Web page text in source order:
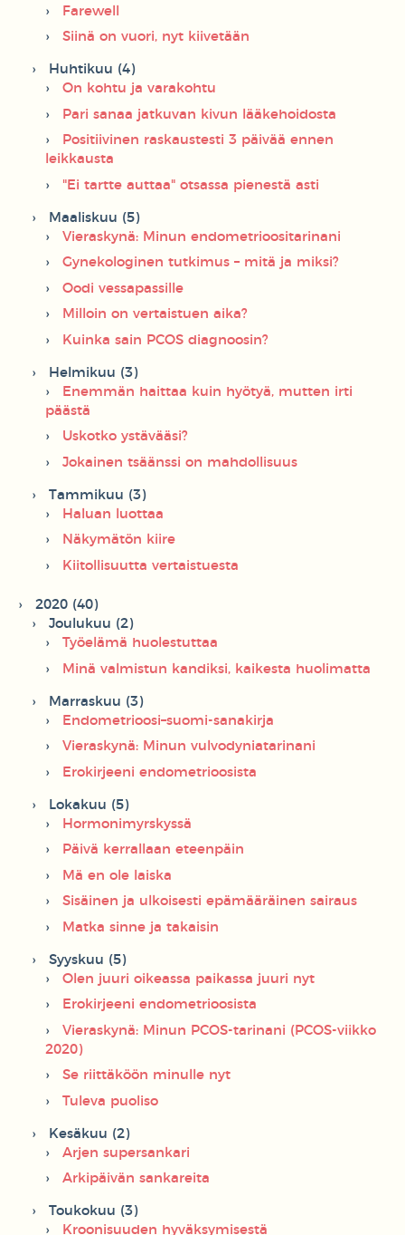
Farewell
Siinä on vuori, nyt kiivetään
Huhtikuu (4)
On kohtu ja varakohtu
Pari sanaa jatkuvan kivun lääkehoidosta
Positiivinen raskaustesti 3 päivää ennen
leikkausta
"Ei tartte auttaa" otsassa pienestä asti
Maaliskuu (5)
Vieraskynä: Minun endometrioositarinani
Gynekologinen tutkimus – mitä ja miksi?
Oodi vessapassille
Milloin on vertaistuen aika?
Kuinka sain PCOS diagnoosin?
Helmikuu (3)
Enemmän haittaa kuin hyötyä, mutten irti
päästä
Uskotko ystävääsi?
Jokainen tsäänssi on mahdollisuus
Tammikuu (3)
Haluan luottaa
Näkymätön kiire
Kiitollisuutta vertaistuesta
2020 (40)
Joulukuu (2)
Työelämä huolestuttaa
Minä valmistun kandiksi, kaikesta huolimatta
Marraskuu (3)
Endometrioosi–suomi-sanakirja
Vieraskynä: Minun vulvodyniatarinani
Erokirjeeni endometrioosista
Lokakuu (5)
Hormonimyrskyssä
Päivä kerrallaan eteenpäin
Mä en ole laiska
Sisäinen ja ulkoisesti epämääräinen sairaus
Matka sinne ja takaisin
Syyskuu (5)
Olen juuri oikeassa paikassa juuri nyt
Erokirjeeni endometrioosista
Vieraskynä: Minun PCOS-tarinani (PCOS-viikko
2020)
Se riittäköön minulle nyt
Tuleva puoliso
Kesäkuu (2)
Arjen supersankari
Arkipäivän sankareita
Toukokuu (3)
Kroonisuuden hyväksymisestä